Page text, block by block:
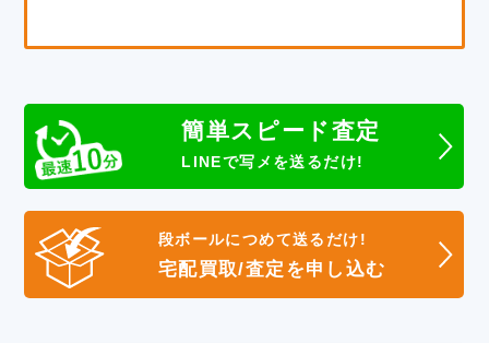
簡単スピード査定
LINEで写メを送るだけ!
段ボールにつめて送るだけ!
宅配買取/査定を申し込む